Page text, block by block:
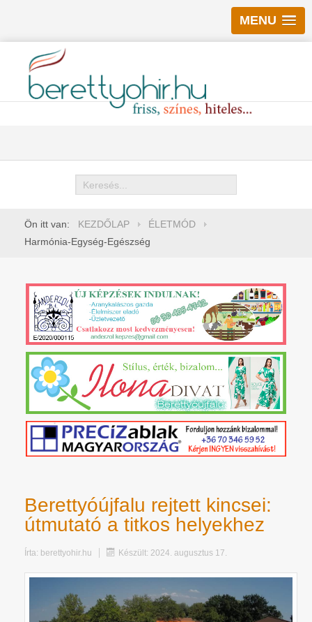
MENU
Keresés
Ön itt van: KEZDŐLAP
ÉLETMÓD
Harmónia-Egység-Egészség
Berettyóújfalu rejtett kincsei:
útmutató a titkos helyekhez
Írta: berettyohir.hu Készült: 2024. augusztus 17.